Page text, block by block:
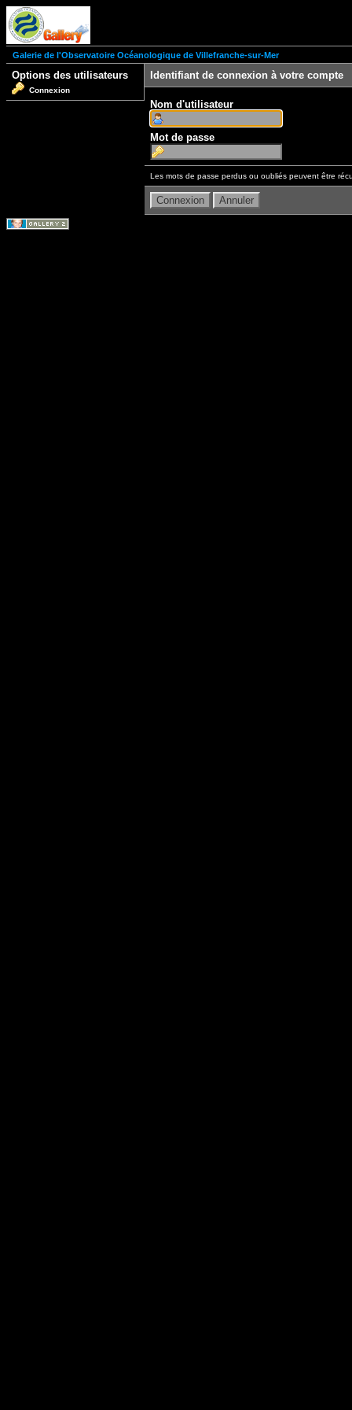
Galerie de l'Observatoire Océanologique de Villefranche-sur-Mer
Options des utilisateurs
Connexion
Identifiant de connexion à votre compte
Nom d'utilisateur
Mot de passe
Les mots de passe perdus ou oubliés peuvent être